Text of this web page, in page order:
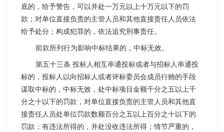
底的，给予警告，可以并处一万元以上十万元以下的罚
款；对单位直接负责的主管人员和其他直接责任人员依法
给予处分；构成犯罪的，依法追究刑事责任。
前款所列行为影响中标结果的，中标无效。
第五十三条 投标人相互串通投标或者与招标人串通投
标的，投标人以向招标人或者评标委员会成员行贿的手段
谋取中标的，中标无效，处中标项目金额千分之五以上千
分之十以下的罚款，对单位直接负责的主管人员和其他直
接责任人员处单位罚款数额百分之五以上百分之十以下的
罚款；有违法所得的，并处没收违法所得；情节严重的，